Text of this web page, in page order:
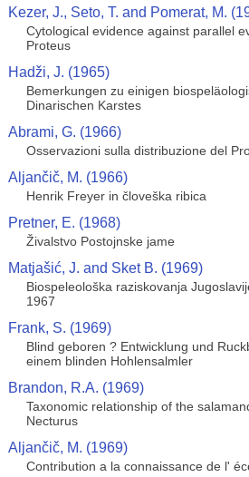
Kezer, J., Seto, T. and Pomerat, M.
Cytological evidence against parallel
Proteus
Hadži, J. (1965)
Bemerkungen zu einigen
Dinarischen Karstes
Abrami, G. (1966)
Osservazioni sulla distribuzione del
Aljančič, M. (1966)
Henrik Freyer in človeška ribica
Pretner, E. (1968)
Živalstvo Postojnske jame
Matjašić, J. and Sket B. (1969)
Biospeleološka raziskovanja
1967
Frank, S. (1969)
Blind geboren ? Entwicklung und
einem blinden Hohlensalmler
Brandon, R.A. (1969)
Taxonomic relationship of the
Necturus
Aljančič, M. (1969)
Contribution a la connaissance de l'